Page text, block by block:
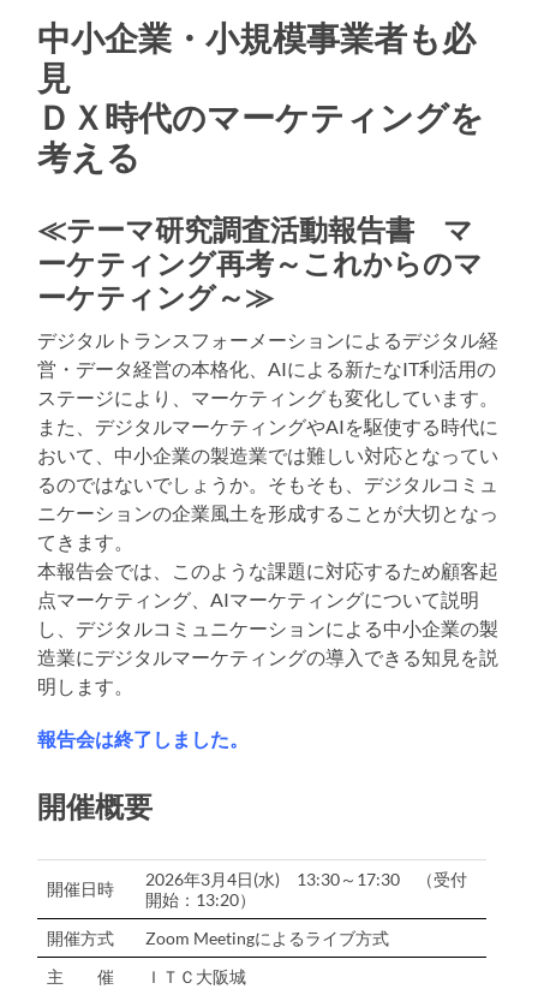
中小企業・小規模事業者も必
見
ＤＸ時代のマーケティングを
考える
≪テーマ研究調査活動報告書 マ
ーケティング再考～これからのマ
ーケティング～≫
デジタルトランスフォーメーションによるデジタル経
営・データ経営の本格化、AIによる新たなIT利活用の
ステージにより、マーケティングも変化しています。
また、デジタルマーケティングやAIを駆使する時代に
おいて、中小企業の製造業では難しい対応となってい
るのではないでしょうか。そもそも、デジタルコミュ
ニケーションの企業風土を形成することが大切となっ
てきます。
本報告会では、このような課題に対応するため顧客起
点マーケティング、AIマーケティングについて説明
し、デジタルコミュニケーションによる中小企業の製
造業にデジタルマーケティングの導入できる知見を説
明します。
報告会は終了しました。
開催概要
開催日時
2026年3月4日(水) 13:30～17:30 （受付
開始：13:20）
開催方式
Zoom Meetingによるライブ方式
主 催
ＩＴＣ大阪城